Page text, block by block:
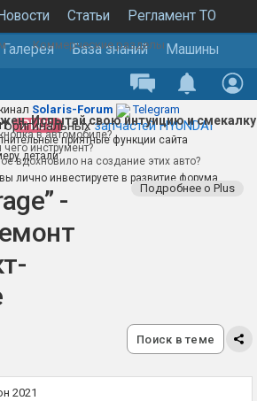
Новости Статьи Регламент ТО
Галерея База знаний Машины
Коммерческие разделы
Solaris-Forum Telegram
оригинальныхзапчастей HYUNDAI
детали
Испытай свою интуицию и смекалку
в автомобиле?
инструмент?
вдохновило на создание этих авто?
PLUS
приятные функции сайта
лично инвестируете в развитие форума
Подробнее о Plus
-
Поиск в теме
2021